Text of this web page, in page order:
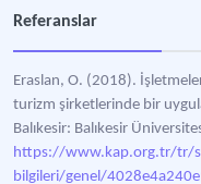
Referanslar
Eraslan, O. (2018).
turizm şirketlerinde bir
Balıkesir: Balıkesir
https://www.kap.org.tr/tr/
bilgileri/genel/